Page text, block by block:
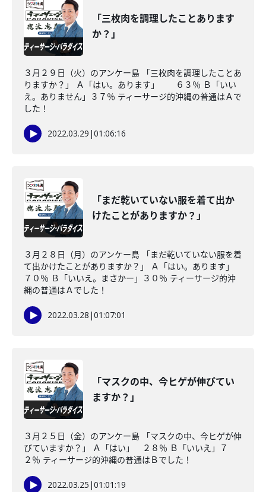
「三枚肉を調理したことあります
か？」
３月２９日（火）のアンケー島 「三枚肉を調理したことあ
りますか？」 Ａ「はい。あります」 ６３％ Ｂ「いい
え。ありません」３７％ ティーサージ的沖縄の普通はＡで
した！
2022.03.29 |01:06:16
「まだ乾いていない服を着て出か
けたことがありますか？」
３月２８日（月）のアンケー島 「まだ乾いていない服を着
て出かけたことがありますか？」 Ａ「はい。あります」
７０％ Ｂ「いいえ。まさかー」３０％ ティーサージ的沖
縄の普通はＡでした！
2022.03.28 |01:07:01
「マスクの中、今ヒゲが伸びてい
ますか？」
３月２５日（金）のアンケー島 「マスクの中、今ヒゲが伸
びていますか？」 Ａ「はい」 ２８％ Ｂ「いいえ」７
２％ ティーサージ的沖縄の普通はＢでした！
2022.03.25 |01:01:19